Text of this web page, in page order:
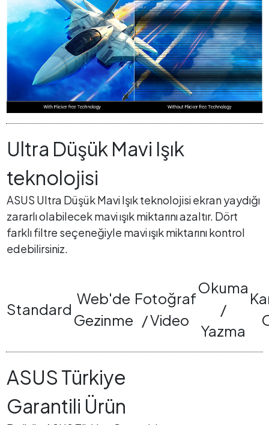
Ultra Düşük Mavi Işık
teknolojisi
ASUS Ultra Düşük Mavi Işık teknolojisi ekran yaydığı
zararlı olabilecek mavi ışık miktarını azaltır. Dört
farklı filtre seçeneğiyle mavi ışık miktarını kontrol
edebilirsiniz.
Standard
Web'de
Gezinme
Fotoğraf
/ Video
Okuma
/
Yazma
ASUS Türkiye
Garantili Ürün